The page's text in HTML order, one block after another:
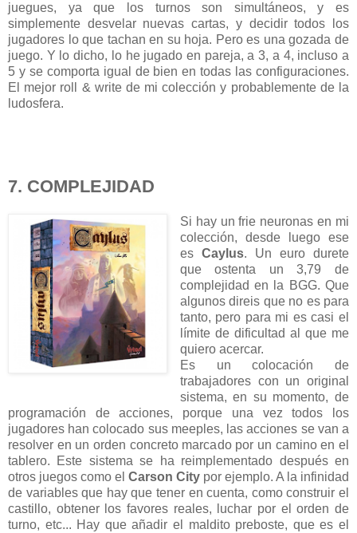
juegues, ya que los turnos son simultáneos, y es
simplemente desvelar nuevas cartas, y decidir todos los
jugadores lo que tachan en su hoja. Pero es una gozada de
juego. Y lo dicho, lo he jugado en pareja, a 3, a 4, incluso a
5 y se comporta igual de bien en todas las configuraciones.
El mejor roll & write de mi colección y probablemente de la
ludosfera.
7. COMPLEJIDAD
Si hay un frie neuronas en mi
colección, desde luego ese
es Caylus. Un euro durete
que ostenta un 3,79 de
complejidad en la BGG. Que
algunos direis que no es para
tanto, pero para mi es casi el
límite de dificultad al que me
quiero acercar.
Es un colocación de
trabajadores con un original
sistema, en su momento, de
programación de acciones, porque una vez todos los
jugadores han colocado sus meeples, las acciones se van a
resolver en un orden concreto marcado por un camino en el
tablero. Este sistema se ha reimplementado después en
otros juegos como el Carson City por ejemplo. A la infinidad
de variables que hay que tener en cuenta, como construir el
castillo, obtener los favores reales, luchar por el orden de
turno, etc... Hay que añadir el maldito preboste, que es el